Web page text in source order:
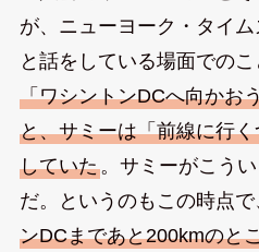
が、ニューヨーク・タイ
と話をしている場面でのこ
「ワシントンDCへ向かお
と、サミーは「前線に行
していた。サミーがこう
だ。というのもこの時点で
ンDCまであと200kmのと